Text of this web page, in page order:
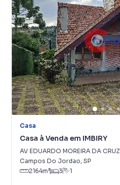
Casa
Casa à Venda em IMBIRY
AV EDUARDO MOREIRA DA CRUZ
Campos Do Jordao, SP
2164m² 3 1